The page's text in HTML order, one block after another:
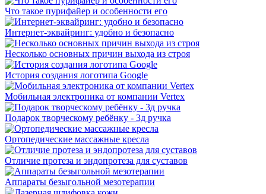
Что такое пурифайер и особенности его
Интернет-эквайринг: удобно и безопасно
Несколько основных причин выхода из строя
История создания логотипа Google
Мобильная электроника от компании Vertex
Подарок творческому ребёнку - 3д ручка
Ортопедические массажные кресла
Отличие протеза и эндопротеза для суставов
Аппараты безыгольной мезотерапии